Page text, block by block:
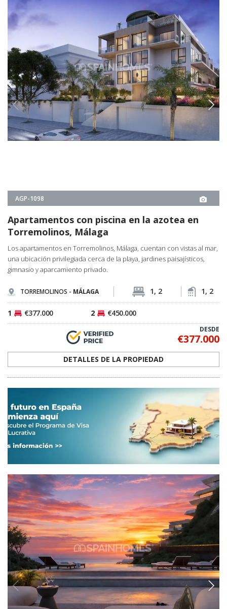
AGP-1098
Apartamentos con piscina en la azotea en
Torremolinos, Málaga
Los apartamentos en Torremolinos, Málaga, cuentan con vistas al mar,
una ubicación privilegiada cerca de la playa, jardines paisajísticos,
gimnasio y aparcamiento privado.
DESDE
€377.000
DETALLES DE LA PROPIEDAD
AGP-1096
Impresionantes apartamentos con vistas al
mar en Benalmádena
Ubicados en Benalmádena, Málaga, estos apartamentos ofrecen
impresionantes vistas a la naturaleza y al mar, complementadas con
jardín, piscina y sistemas de seguridad.
BENALMÁDENA -MÁLAGA 2, 3 2, 3
2 €822.000 3 €983.000